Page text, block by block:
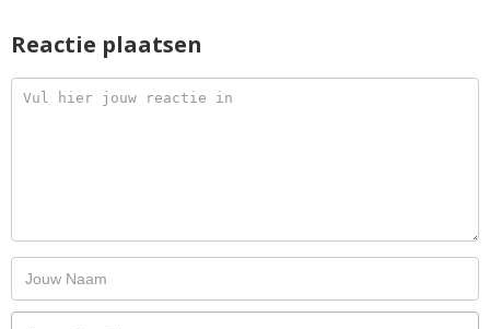
Reactie plaatsen